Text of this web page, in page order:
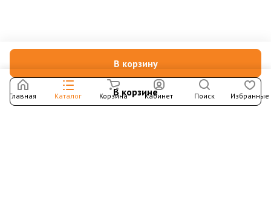
В корзину
В корзине
Главная Каталог Корзина Кабинет Поиск Избранные